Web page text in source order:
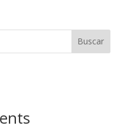
Buscar